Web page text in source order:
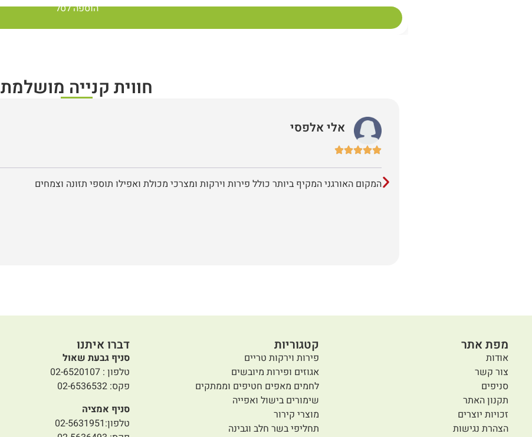
הוספה לסל
חווית קנייה מושלמת
אלי אלפסי
המקום האורגני המקיף ביותר כולל פירות וירקות ומצרכי מכולת ואפילו תוספי תזונה וצמחים
מפת אתר
אודות
צור קשר
סניפים
תקנון האתר
זכויות יוצרים
הצהרת נגישות
קטגוריות
פירות וירקות טריים
אגוזים ופירות מיובשים
לחמים מאפים חטיפים וממתקים
שימורים בישול ואפייה
מוצרי קירור
תחליפי בשר חלב וגבינה
דברו איתנו
סניף גבעת שאול
טלפון : 02-6520107
פקס: 02-6536532
סניף אמציה
טלפון:02-5631951